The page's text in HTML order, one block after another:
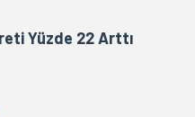
Yüzde 22 Arttı